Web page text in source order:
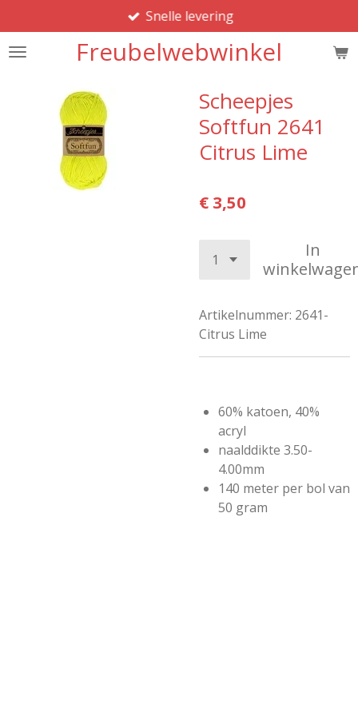
direct
naar
hoofdinhoud
Freubelwebwinkel
Snelle levering
Scheepjes
Softfun 2641
Citrus Lime
€ 3,50
In
Artikelnummer: 2641-
Citrus Lime
60% katoen, 40%
acryl
naalddikte 3.50-
4.00mm
140 meter per bol van
50 gram